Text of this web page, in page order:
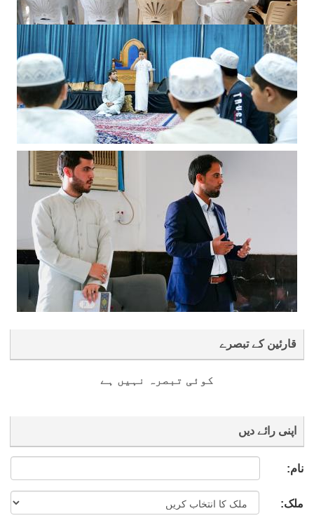
قارئین کے تبصرے
کوئی تبصرہ نہیں ہے
اپنی رائے دیں
نام:
ملک: